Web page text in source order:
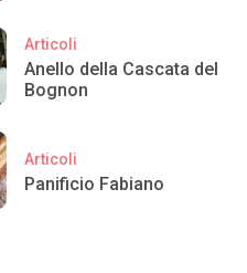
Articoli
Anello della Cascata del
Bognon
Articoli
Panificio Fabiano